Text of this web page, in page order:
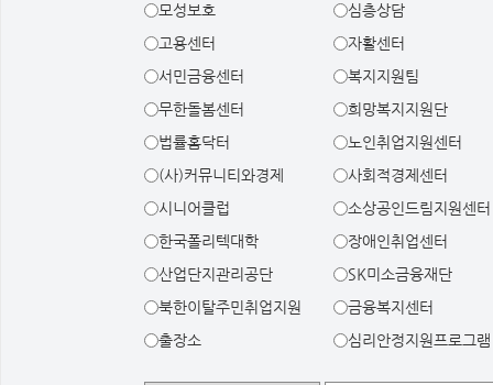
모성보호
심층상담
고용센터
자활센터
서민금융센터
복지지원팀
무한돌봄센터
희망복지지원단
법률홈닥터
노인취업지원센터
(사)커뮤니티와경제
사회적경제센터
시니어클럽
소상공인드림지원센터
한국폴리텍대학
장애인취업센터
산업단지관리공단
SK미소금융재단
북한이탈주민취업지원
금융복지센터
출장소
심리안정지원프로그램